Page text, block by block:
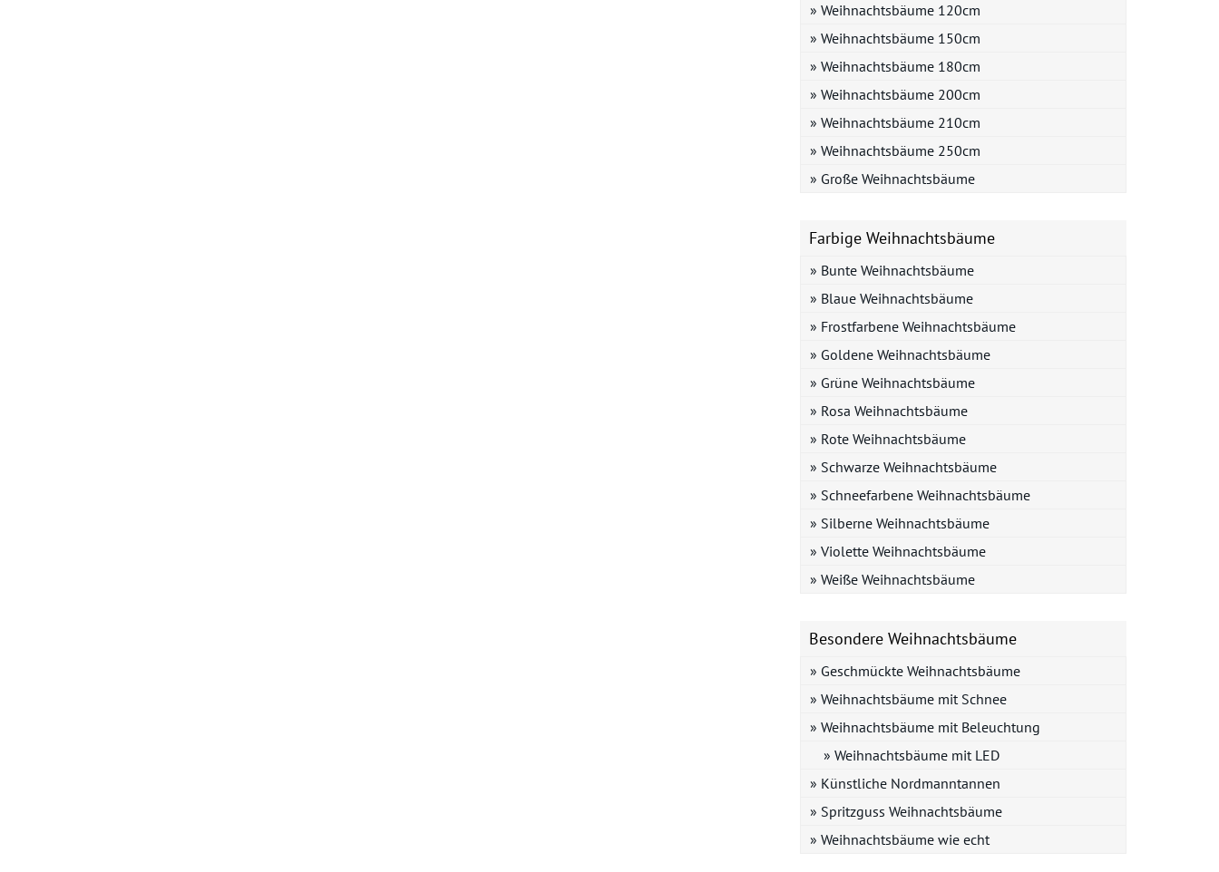
» Weihnachtsbäume 120cm
» Weihnachtsbäume 150cm
» Weihnachtsbäume 180cm
» Weihnachtsbäume 200cm
» Weihnachtsbäume 210cm
» Weihnachtsbäume 250cm
» Große Weihnachtsbäume
Farbige Weihnachtsbäume
» Bunte Weihnachtsbäume
» Blaue Weihnachtsbäume
» Frostfarbene Weihnachtsbäume
» Goldene Weihnachtsbäume
» Grüne Weihnachtsbäume
» Rosa Weihnachtsbäume
» Rote Weihnachtsbäume
» Schwarze Weihnachtsbäume
» Schneefarbene Weihnachtsbäume
» Silberne Weihnachtsbäume
» Violette Weihnachtsbäume
» Weiße Weihnachtsbäume
Besondere Weihnachtsbäume
» Geschmückte Weihnachtsbäume
» Weihnachtsbäume mit Schnee
» Weihnachtsbäume mit Beleuchtung
» Weihnachtsbäume mit LED
» Künstliche Nordmanntannen
» Spritzguss Weihnachtsbäume
» Weihnachtsbäume wie echt